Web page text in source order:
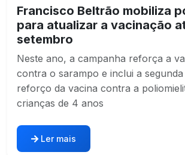
Francisco Beltrão mobiliza
para atualizar a vacinação
setembro
Neste ano, a campanha reforça a
contra o sarampo e inclui a segunda
reforço da vacina contra a
crianças de 4 anos
Ler mais